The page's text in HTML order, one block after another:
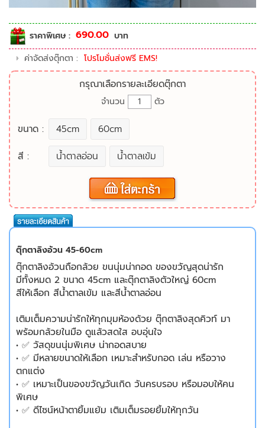
ราคาพิเศษ : 690.00 บาท
ค่าจัดส่งตุ๊กตา : โปรโมชั่นส่งฟรี EMS!
กรุณาเลือกรายละเอียดตุ๊กตา
จำนวน ตัว
ขนาด : 45cm
60cm
สี :
น้ำตาลอ่อน น้ำตาลเข้ม
ตุ๊กตาลิงอ้วน 45-60cm
ตุ๊กตาลิงอ้วนถือกล้วย ขนนุ่มน่ากอด ของขวัญสุดน่ารัก
มีทั้งหมด 2 ขนาด 45cm และตุ๊กตาลิงตัวใหญ่ 60cm
สีให้เลือก สีน้ำตาลเข้ม และสีน้ำตาลอ่อน
เติมเต็มความน่ารักให้ทุกมุมห้องด้วย ตุ๊กตาลิงสุดคิวท์ มา
พร้อมกล้วยในมือ ดูแล้วสดใส อบอุ่นใจ
• ✅ วัสดุขนนุ่มพิเศษ น่ากอดสบาย
• ✅ มีหลายขนาดให้เลือก เหมาะสำหรับกอด เล่น หรือวาง
ตกแต่ง
• ✅ เหมาะเป็นของขวัญวันเกิด วันครบรอบ หรือมอบให้คน
พิเศษ
• ✅ ดีไซน์หน้าตายิ้มแย้ม เติมเต็มรอยยิ้มให้ทุกวัน